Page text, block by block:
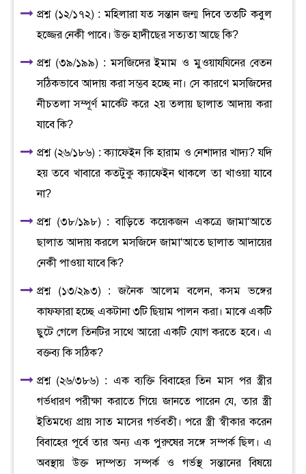
প্রশ্ন (১২/১৭২) : মহিলারা যত সন্তান জন্ম দিবে ততটি কবুল
হজ্জের নেকী পাবে। উক্ত হাদীছের সত্যতা আছে কি?
প্রশ্ন (৩৯/১৯৯) : মসজিদের ইমাম ও মুওয়াযযিনের বেতন
সঠিকভাবে আদায় করা সম্ভব হচ্ছে না। সে কারণে মসজিদের
নীচতলা সম্পূর্ণ মার্কেট করে ২য় তলায় ছালাত আদায় করা
যাবে কি?
প্রশ্ন (২৬/১৮৬) : ক্যাফেইন কি হারাম ও নেশাদার খাদ্য? যদি
হয় তবে খাবারে কতটুকু ক্যাফেইন থাকলে তা খাওয়া যাবে
না?
প্রশ্ন (৩৮/১৯৮) : বাড়িতে কয়েকজন একত্রে জামা‘আতে
ছালাত আদায় করলে মসজিদে জামা‘আতে ছালাত আদায়ের
নেকী পাওয়া যাবে কি?
প্রশ্ন (১৩/২৯৩) : জনৈক আলেম বলেন, কসম ভঙ্গের
কাফফারা হচ্ছে একটানা ৩টি ছিয়াম পালন করা। মাঝে একটি
ছুটে গেলে তিনটির সাথে আরো একটি যোগ করতে হবে। এ
বক্তব্য কি সঠিক?
প্রশ্ন (২৬/৩৮৬) : এক ব্যক্তি বিবাহের তিন মাস পর স্ত্রীর
গর্ভধারণ পরীক্ষা করাতে গিয়ে জানতে পারেন যে, তার স্ত্রী
ইতিমধ্যে প্রায় সাত মাসের গর্ভবতী। পরে স্ত্রী স্বীকার করেন
বিবাহের পূর্বে তার অন্য এক পুরুষের সঙ্গে সম্পর্ক ছিল। এ
অবস্থায় উক্ত দাম্পত্য সম্পর্ক ও গর্ভস্থ সন্তানের বিষয়ে